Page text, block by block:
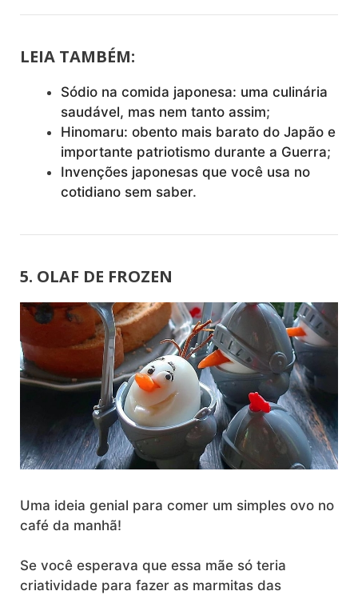
LEIA TAMBÉM:
Sódio na comida japonesa: uma culinária
saudável, mas nem tanto assim;
Hinomaru: obento mais barato do Japão e
importante patriotismo durante a Guerra;
Invenções japonesas que você usa no
cotidiano sem saber.
5. OLAF DE FROZEN
Uma ideia genial para comer um simples ovo no
café da manhã!
Se você esperava que essa mãe só teria
criatividade para fazer as marmitas das